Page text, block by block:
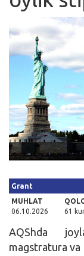
Qidirish
Kirish
Grant
MUHLAT
06.10.2026
61
AQShda
magstratura